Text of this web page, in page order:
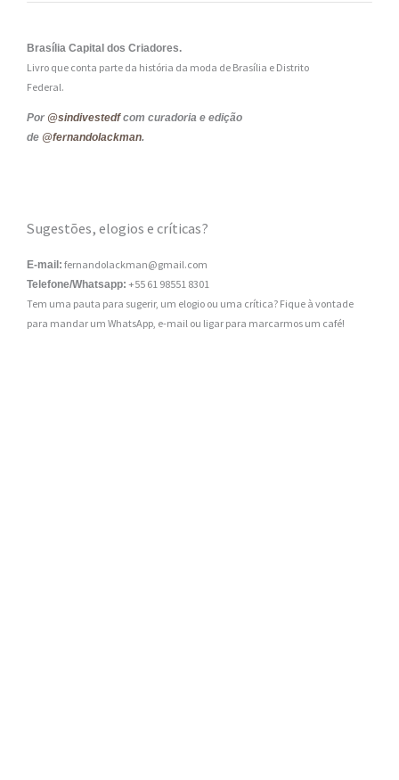
Brasília Capital dos Criadores.
Livro que conta parte da história da moda de Brasília e Distrito
Federal.
Por @sindivestedfcom curadoria e edição
de @fernandolackman.
Sugestões, elogios e críticas?
E-mail: fernandolackman@gmail.com
Telefone/Whatsapp: +55 61 98551 8301
Tem uma pauta para sugerir, um elogio ou uma crítica? Fique à vontade
para mandar um WhatsApp, e-mail ou ligar para marcarmos um café!